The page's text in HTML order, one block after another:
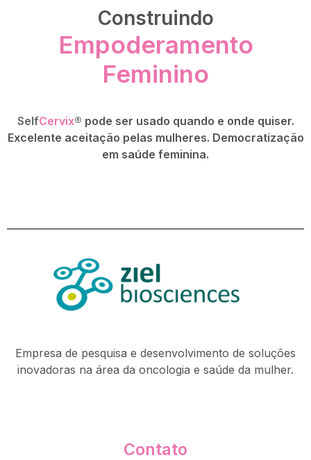
Construindo
Empoderamento
Feminino
SelfCervix® pode ser usado quando e onde quiser.
Excelente aceitação pelas mulheres. Democratização
em saúde feminina.
Empresa de pesquisa e desenvolvimento de soluções
inovadoras na área da oncologia e saúde da mulher.
Contato